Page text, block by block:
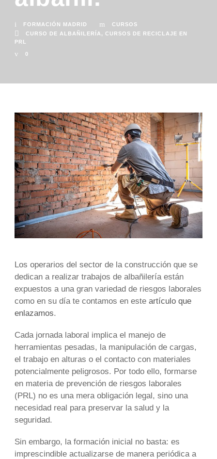
FORMACIÓN MADRID
CURSOS
CURSO DE ALBAÑILERÍA , CURSOS DE RECICLAJE EN
PRL
0
Los operarios del sector de la construcción que se
dedican a realizar trabajos de albañilería están
expuestos a una gran variedad de riesgos laborales
como en su día te contamos en este artículo que
enlazamos.
Cada jornada laboral implica el manejo de
herramientas pesadas, la manipulación de cargas,
el trabajo en alturas o el contacto con materiales
potencialmente peligrosos. Por todo ello, formarse
en materia de prevención de riesgos laborales
(PRL) no es una mera obligación legal, sino una
necesidad real para preservar la salud y la
seguridad.
Sin embargo, la formación inicial no basta: es
imprescindible actualizarse de manera periódica a